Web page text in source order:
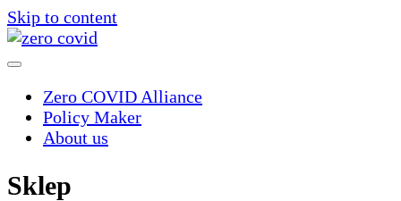
Skip to content
Zero COVID Alliance
Policy Maker
About us
Sklep